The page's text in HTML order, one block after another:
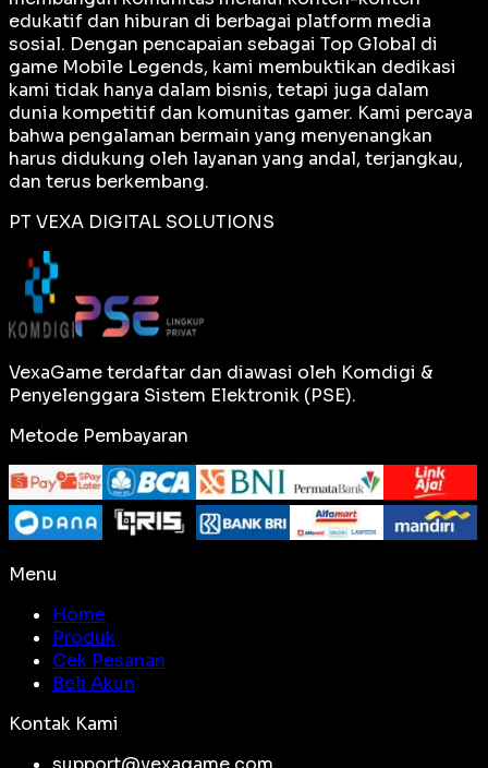
edukatif dan hiburan di berbagai platform media
sosial. Dengan pencapaian sebagai Top Global di
game Mobile Legends, kami membuktikan dedikasi
kami tidak hanya dalam bisnis, tetapi juga dalam
dunia kompetitif dan komunitas gamer. Kami percaya
bahwa pengalaman bermain yang menyenangkan
harus didukung oleh layanan yang andal, terjangkau,
dan terus berkembang.
PT VEXA DIGITAL SOLUTIONS
VexaGame terdaftar dan diawasi oleh Komdigi &
Penyelenggara Sistem Elektronik (PSE).
Metode Pembayaran
Menu
Home
Produk
Cek Pesanan
Beli Akun
Kontak Kami